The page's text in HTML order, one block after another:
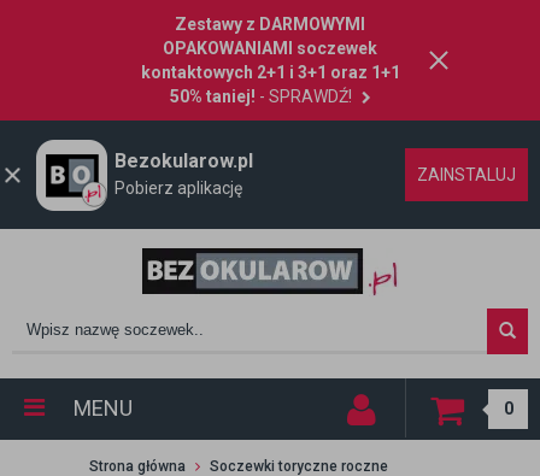
Zestawy z DARMOWYMI
OPAKOWANIAMI soczewek
kontaktowych 2+1 i 3+1 oraz 1+1
50% taniej! - SPRAWDŹ!
Bezokularow.pl
Pobierz aplikację
ZAINSTALUJ
MENU 0
Strona główna Soczewki toryczne roczne